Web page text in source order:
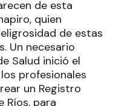
de esta
quien
de estas
Un necesario
Salud inició el
profesionales
un Registro
Ríos, para